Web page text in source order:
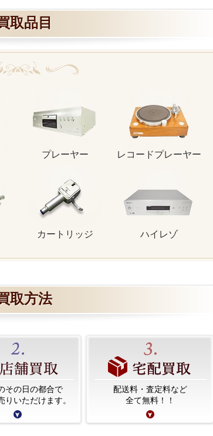
取品目
プレーヤー レコードプレーヤー
カートリッジ ハイレゾ
取方法
その日の都合で
りいただけます。
配送料・査定料など
全て無料！！